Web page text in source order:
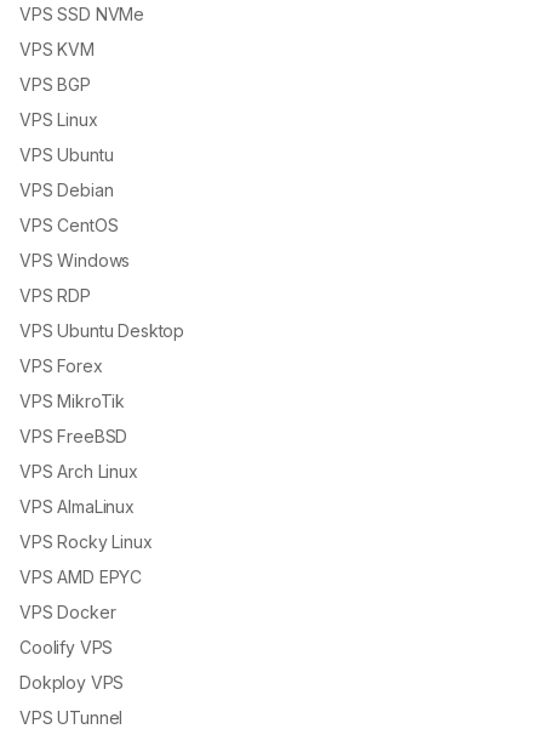
VPS SSD NVMe
VPS KVM
VPS BGP
VPS Linux
VPS Ubuntu
VPS Debian
VPS CentOS
VPS Windows
VPS RDP
VPS Ubuntu Desktop
VPS Forex
VPS MikroTik
VPS FreeBSD
VPS Arch Linux
VPS AlmaLinux
VPS Rocky Linux
VPS AMD EPYC
VPS Docker
Coolify VPS
Dokploy VPS
VPS UTunnel